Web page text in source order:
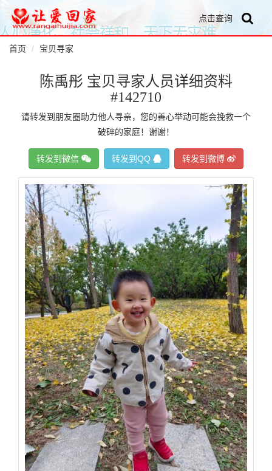
点击查询
首页 宝贝寻家
陈禹彤 宝贝寻家人员详细资料
#142710
请转发到朋友圈助力他人寻亲，您的善心举动可能会挽救一个
破碎的家庭！谢谢！
转发到微信 转发到QQ 转发到微博